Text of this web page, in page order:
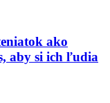
ako
aby si ich ľudia